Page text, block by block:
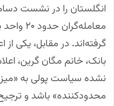
انگلستان را در نشست
گرفته‌اند. در مقابل، یکی
بانک، خانم مگان گرین،
نشده سیاست پولی به
محدودکننده» باشد و